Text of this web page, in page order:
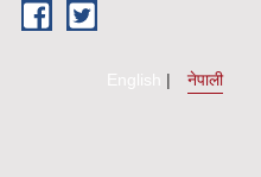
Skip to main content
English नेपाली